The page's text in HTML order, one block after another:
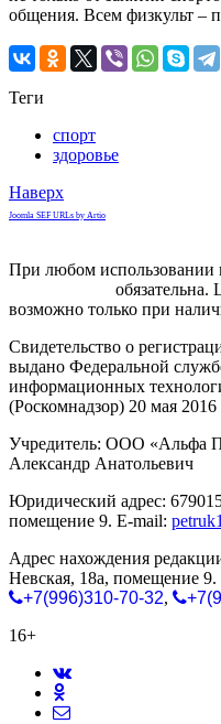
общения. Всем физкульт –
Теги
спорт
здоровье
Наверх
Joomla SEF URLs by Artio
При любом использовании
возможно только при
Свидетельство о
выдано Федеральной
информационных
(Роскомнадзор) 20 мая 2016
Учредитель: ООО «Альфа
Александр Анатольевич
Юридический адрес:
помещение 9. E-mail:
Адрес нахождения
Невская, 18а, помещение 9.
+7(996)310-70-32,
16+